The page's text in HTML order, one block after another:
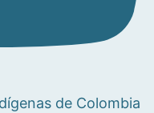
de Colombia